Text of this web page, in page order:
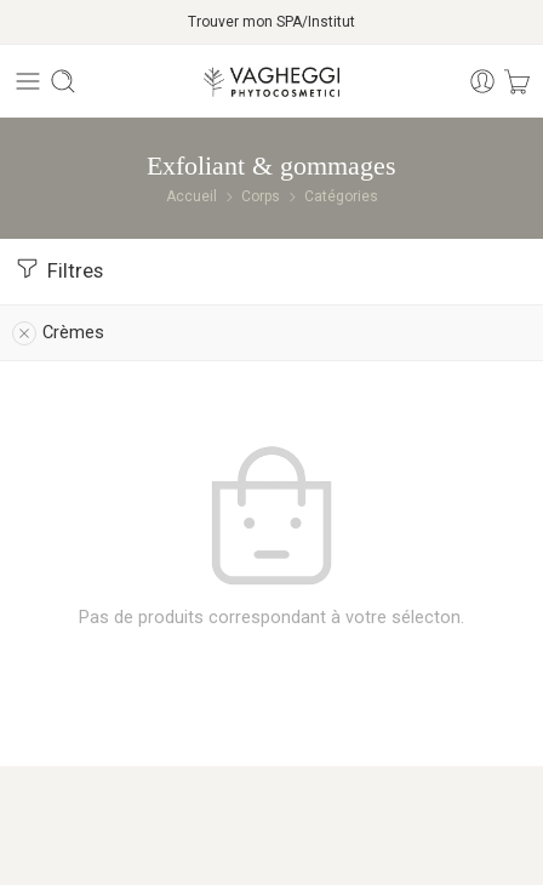
Trouver mon SPA/Institut
Exfoliant & gommages
Accueil Corps Catégories
Filtres
Crèmes
Pas de produits correspondant à votre sélecton.